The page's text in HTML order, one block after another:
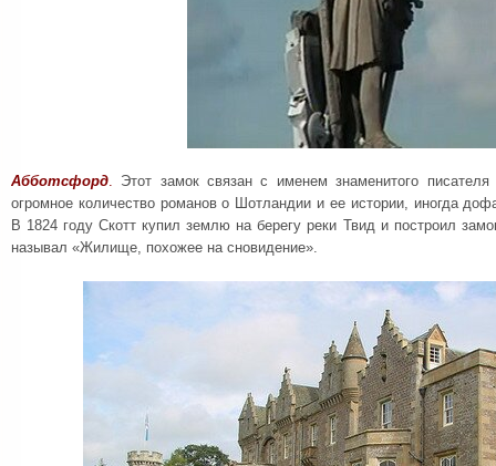
Абботсфорд. Этот замок связан с именем знаменитого
огромное количество романов о Шотландии и ее истории, иногда
В 1824 году Скотт купил землю на берегу реки Твид и построил
называл «Жилище, похожее на сновидение».